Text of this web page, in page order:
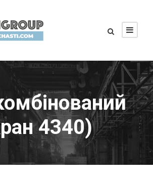
4340)